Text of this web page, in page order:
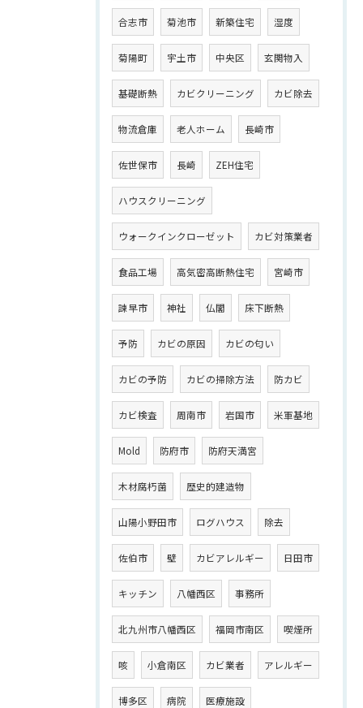
合志市 菊池市 新築住宅 湿度
菊陽町 宇土市 中央区 玄関物入
基礎断熱 カビクリーニング カビ除去
物流倉庫 老人ホーム 長崎市
佐世保市 長崎 ZEH住宅
ハウスクリーニング
ウォークインクローゼット カビ対策業者
食品工場 高気密高断熱住宅 宮崎市
諫早市 神社 仏閣 床下断熱
予防 カビの原因 カビの匂い
カビの予防 カビの掃除方法 防カビ
カビ検査 周南市 岩国市 米軍基地
Mold 防府市 防府天満宮
木材腐朽菌 歴史的建造物
山陽小野田市 ログハウス 除去
佐伯市 壁 カビアレルギー 日田市
キッチン 八幡西区 事務所
北九州市八幡西区 福岡市南区 喫煙所
咳 小倉南区 カビ業者 アレルギー
博多区 病院 医療施設